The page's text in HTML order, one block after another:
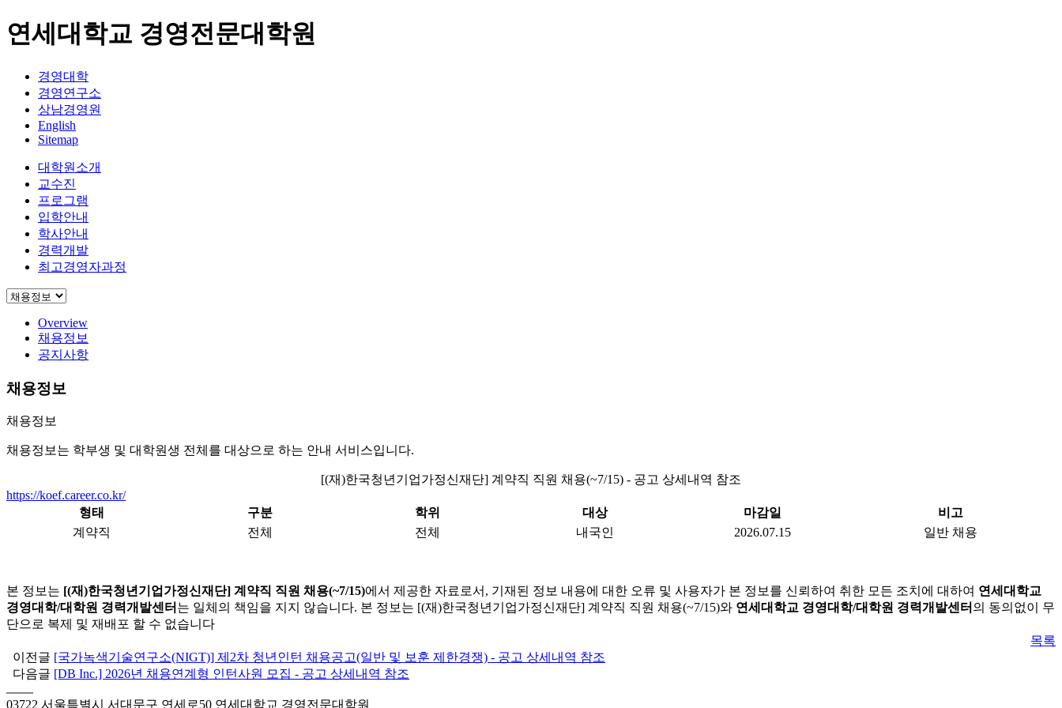
연세대학교 경영전문대학원
경영대학
경영연구소
상남경영원
English
Sitemap
대학원소개
교수진
프로그램
입학안내
학사안내
경력개발
최고경영자과정
Overview
채용정보
공지사항
채용정보
채용정보
채용정보는 학부생 및 대학원생 전체를 대상으로 하는 안내 서비스입니다.
[(재)한국청년기업가정신재단] 계약직 직원 채용(~7/15) - 공고 상세내역 참조
https://koef.career.co.kr/
형태
구분 학위 대상 마감일
비고
계약직
전체 전체 내국인 2026.07.15 일반 채용
본 정보는 [(재)한국청년기업가정신재단] 계약직 직원 채용(~7/15)에서 제공한 자료로서, 기재된 정보 내용에 대한 오류 및 사용자가 본 정보를 신뢰하여 취한 모든 조치에 대하여 연세대학교
경영대학/대학원 경력개발센터 는 일체의 책임을 지지 않습니다. 본 정보는 [(재)한국청년기업가정신재단] 계약직 직원 채용(~7/15)와 연세대학교 경영대학/대학원 경력개발센터 의 동의없이 무
단으로 복제 및 재배포 할 수 없습니다
목록
이전글 [국가녹색기술연구소(NIGT)] 제2차 청년인턴 채용공고(일반 및 보훈 제한경쟁) - 공고 상세내역 참조
다음글 [DB Inc.] 2026년 채용연계형 인턴사원 모집 - 공고 상세내역 참조
03722 서울특별시 서대문구 연세로50 연세대학교 경영전문대학원